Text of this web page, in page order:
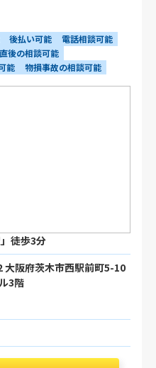
後払い可能
電話相談可能
後の相談可能
能 物損事故の相談可能
徒歩3分
大阪府茨木市西駅前町5-10
3階